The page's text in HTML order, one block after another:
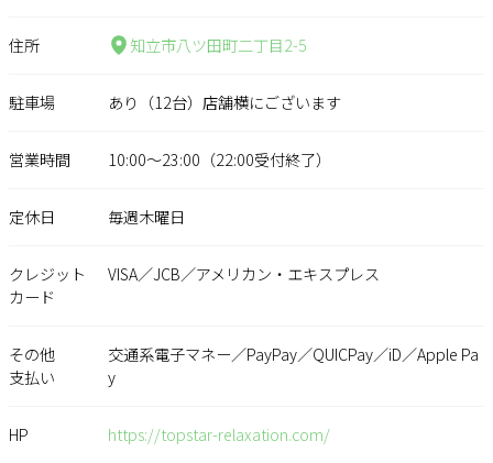
住所 知立市八ツ田町二丁目2-5
駐車場 あり（12台）店舗横にございます
営業時間 10:00～23:00（22:00受付終了）
定休日 毎週木曜日
クレジット
カード
VISA／JCB／アメリカン・エキスプレス
その他
支払い
交通系電子マネー／PayPay／QUICPay／iD／Apple Pa
y
HP https://topstar-relaxation.com/